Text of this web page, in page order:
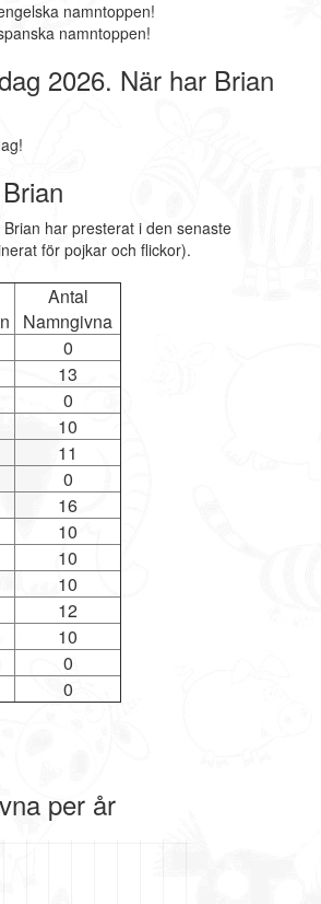
namntoppen!
namntoppen!
2026. När har Brian
har presterat i den senaste
för pojkar och flickor).
Antal
Namngivna
0
13
0
10
11
0
16
10
10
10
12
10
0
0
per år